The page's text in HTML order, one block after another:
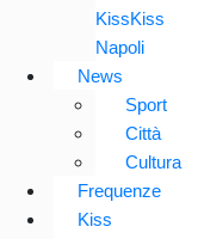
KissKiss
Napoli
News
Sport
Città
Cultura
Frequenze
Kiss